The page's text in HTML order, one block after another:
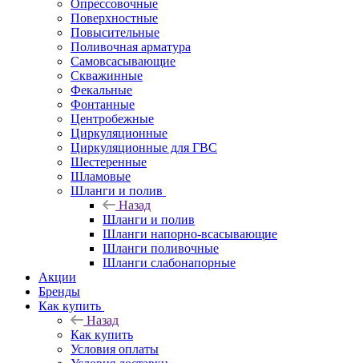
Опрессовочные
Поверхностные
Повысительные
Поливочная арматура
Самовсасывающие
Скважинные
Фекальные
Фонтанные
Центробежные
Циркуляционные
Циркуляционные для ГВС
Шестеренные
Шламовые
Шланги и полив
Назад
Шланги и полив
Шланги напорно-всасывающие
Шланги поливочные
Шланги слабонапорные
Акции
Бренды
Как купить
Назад
Как купить
Условия оплаты